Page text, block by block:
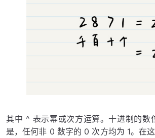
其中 ^ 表示幂或次方运算。十进制的数
是，任何非 0 数字的 0 次方均为 1。在